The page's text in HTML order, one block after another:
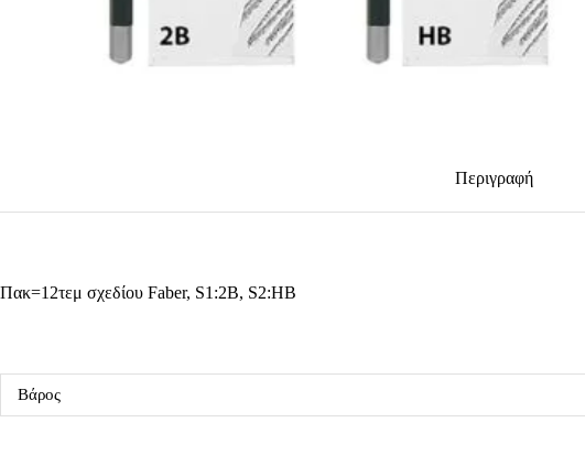
Περιγραφή
Πακ=12τεμ σχεδίου Faber, S1:2B, S2:HB
Βάρος